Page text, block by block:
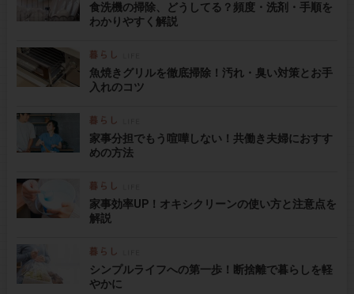
食洗機の掃除、どうしてる？頻度・洗剤・手順を
わかりやすく解説
魚焼きグリルを徹底掃除！汚れ・臭い対策とお手
入れのコツ
家事分担でもう喧嘩しない！共働き夫婦におすす
めの方法
家事効率UP！オキシクリーンの使い方と注意点を
解説
シンプルライフへの第一歩！断捨離で暮らしを軽
やかに